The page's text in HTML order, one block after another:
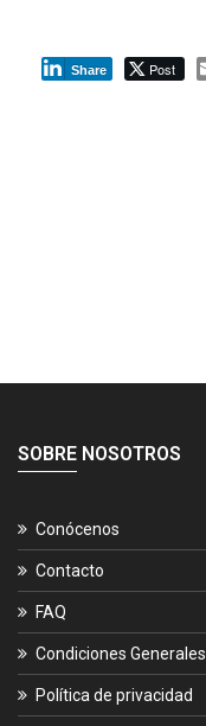
Share Post
SOBRE NOSOTROS
Conócenos
Contacto
FAQ
Condiciones Generales
Política de privacidad